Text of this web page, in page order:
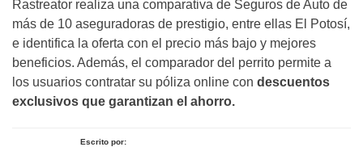
Rastreator realiza una comparativa de Seguros de Auto de
más de 10 aseguradoras de prestigio, entre ellas El Potosí,
e identifica la oferta con el precio más bajo y mejores
beneficios. Además, el comparador del perrito permite a
los usuarios contratar su póliza online con descuentos
exclusivos que garantizan el ahorro.
Escrito por: